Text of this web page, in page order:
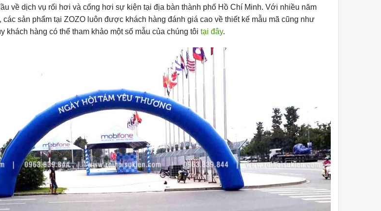
về dịch vụ rối hơi và cổng hơi sự kiện tại địa bàn thành phố Hồ Chí Minh. Với nhiều năm
các sản phẩm tại ZOZO luôn được khách hàng đánh giá cao về thiết kế mẫu mã cũng như
khách hàng có thể tham khảo một số mẫu của chúng tôi tại đây.